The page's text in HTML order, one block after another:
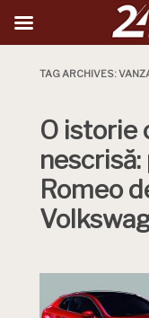
TAG ARCHIVES:
O istorie
Romeo